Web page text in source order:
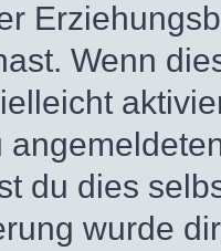
Wenn
du dies
wurde